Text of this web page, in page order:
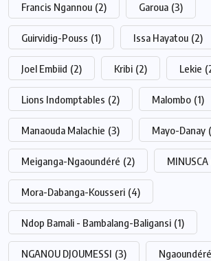
Francis Ngannou (2) Garoua (3)
Guirvidig-Pouss (1) Issa Hayatou (2)
Joel Embiid (2) Kribi (2) Lekie
Lions Indomptables (2) Malombo (1)
Manaouda Malachie (3) Mayo-Danay
Meiganga-Ngaoundéré (2) MINUSCA
Mora-Dabanga-Kousseri (4)
Ndop Bamali - Bambalang-Baligansi (1)
NGANOU DJOUMESSI (3) Ngaoundéré